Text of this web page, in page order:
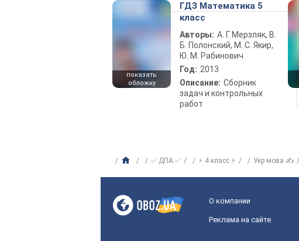
показать
обложку
ГДЗ Математика 5
класс
Авторы: А. Г. Мерзляк, В.
Б. Полонский, М. С. Якир,
Ю. М. Рабинович
Год: 2013
Описание: Сборник
задач и контрольных
работ
✅ ДПА ✅ ⚡ 4 класс ⚡ Укр мова ✍
О компании
Реклама на сайте